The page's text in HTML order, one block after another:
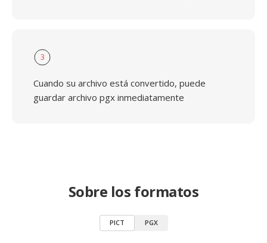
3
Cuando su archivo está convertido, puede
guardar archivo pgx inmediatamente
Sobre los formatos
PICT PGX